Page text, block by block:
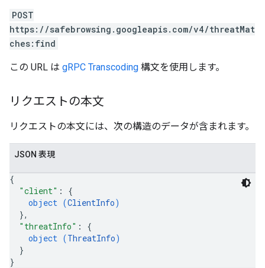
POST
https://safebrowsing.googleapis.com/v4/threatMat
ches:find
この URL は gRPC Transcoding 構文を使用します。
リクエストの本文
リクエストの本文には、次の構造のデータが含まれます。
JSON 表現
{
"client" : {
object (ClientInfo)
},
"threatInfo" : {
object (ThreatInfo)
}
}